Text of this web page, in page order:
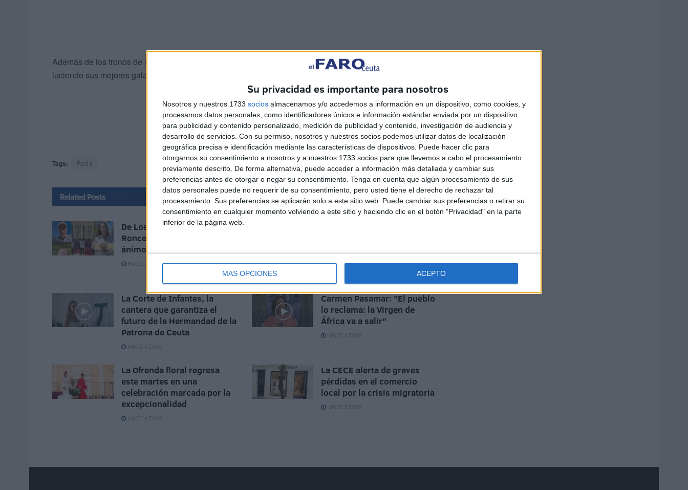
Su privacidad es importante para nosotros
Nosotros y nuestros 1733 socios almacenamos y/o accedemos a información en un dispositivo, como cookies, y
procesamos datos personales, como identificadores únicos e información estándar enviada por un dispositivo
para publicidad y contenido personalizado, medición de publicidad y contenido, investigación de audiencia y
desarrollo de servicios. Con su permiso, nosotros y nuestros socios podemos utilizar datos de localización
geográfica precisa e identificación mediante las características de dispositivos. Puede hacer clic para
otorgarnos su consentimiento a nosotros y a nuestros 1733 socios para que llevemos a cabo el procesamiento
previamente descrito. De forma alternativa, puede acceder a información más detallada y cambiar sus
preferencias antes de otorgar o negar su consentimiento. Tenga en cuenta que algún procesamiento de sus
datos personales puede no requerir de su consentimiento, pero usted tiene el derecho de rechazar tal
procesamiento. Sus preferencias se aplicarán solo a este sitio web. Puede cambiar sus preferencias o retirar su
consentimiento en cualquier momento volviendo a este sitio y haciendo clic en el botón "Privacidad" en la parte
inferior de la página web.
MÁS OPCIONES ACEPTO
Además de los tronos de las reinas, los más pequeños también fueron protagonistas de este espectáculo,
luciendo sus mejores galas en las carrozas: en traje corto ellos y vestidas de gitana ellas.
Tags: Feria
Related Posts
De Los Morancos a Tomás
Roncero: los mensajes de
ánimo hacia Ceuta
HACE 3 DÍAS
importante"
La Corte de Infantes, la
cantera que garantiza el
futuro de la Hermandad de la
Patrona de Ceuta
HACE 3 DÍAS
Carmen Pasamar: "El pueblo
lo reclama: la Virgen de
África va a salir"
HACE 4 DÍAS
La Ofrenda floral regresa
este martes en una
celebración marcada por la
excepcionalidad
HACE 4 DÍAS
La CECE alerta de graves
pérdidas en el comercio
local por la crisis migratoria
HACE 5 DÍAS